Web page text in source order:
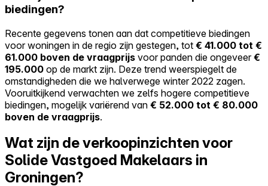
biedingen?
Recente gegevens tonen aan dat competitieve biedingen
voor woningen in de regio zijn gestegen, tot € 41.000 tot €
61.000 boven de vraagprijs voor panden die ongeveer€
195.000 op de markt zijn. Deze trend weerspiegelt de
omstandigheden die we halverwege winter 2022 zagen.
Vooruitkijkend verwachten we zelfs hogere competitieve
biedingen, mogelijk variërend van € 52.000 tot € 80.000
boven de vraagprijs.
Wat zijn de verkoopinzichten voor
Solide Vastgoed Makelaars in
Groningen?